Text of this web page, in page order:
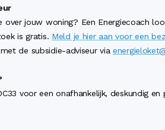
over jouw woning? Een Energiecoach
is gratis. Meld je hier aan voor een
de subsidie-adviseur via
voor een onafhankelijk, deskundig